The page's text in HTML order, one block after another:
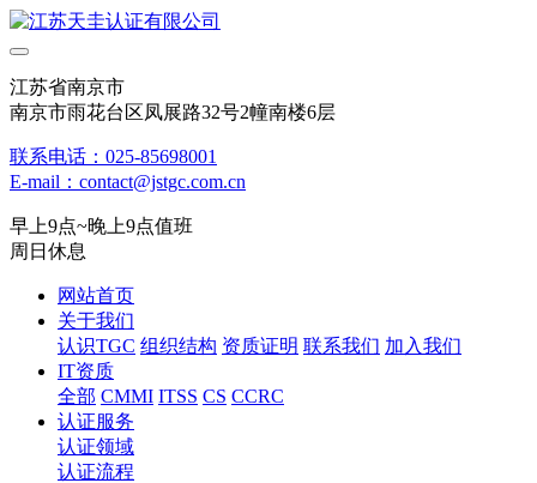
江苏省南京市
南京市雨花台区凤展路32号2幢南楼6层
联系电话：025-85698001
E-mail：contact@jstgc.com.cn
早上9点~晚上9点值班
周日休息
网站首页
关于我们
认识TGC 组织结构 资质证明 联系我们 加入我们
IT资质
全部 CMMI ITSS CS CCRC
认证服务
认证领域
认证流程